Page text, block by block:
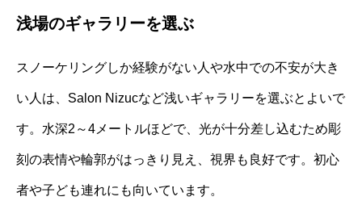
浅場のギャラリーを選ぶ
スノーケリングしか経験がない人や水中での不安が大き
い人は、Salon Nizucなど浅いギャラリーを選ぶとよいで
す。水深2～4メートルほどで、光が十分差し込むため彫
刻の表情や輪郭がはっきり見え、視界も良好です。初心
者や子ども連れにも向いています。